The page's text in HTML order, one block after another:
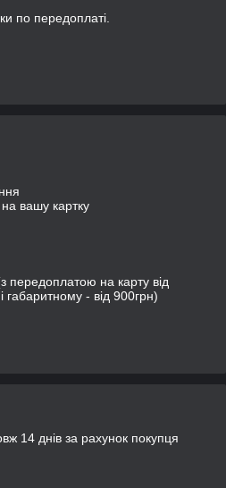
по передоплаті.
вашу картку
на карту від
габаритному - від 900грн)
14 днів за рахунок покупця